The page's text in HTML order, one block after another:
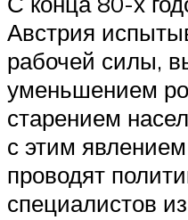
Австрия
рабочей силы,
уменьшением
старением
с этим
проводят
специалистов